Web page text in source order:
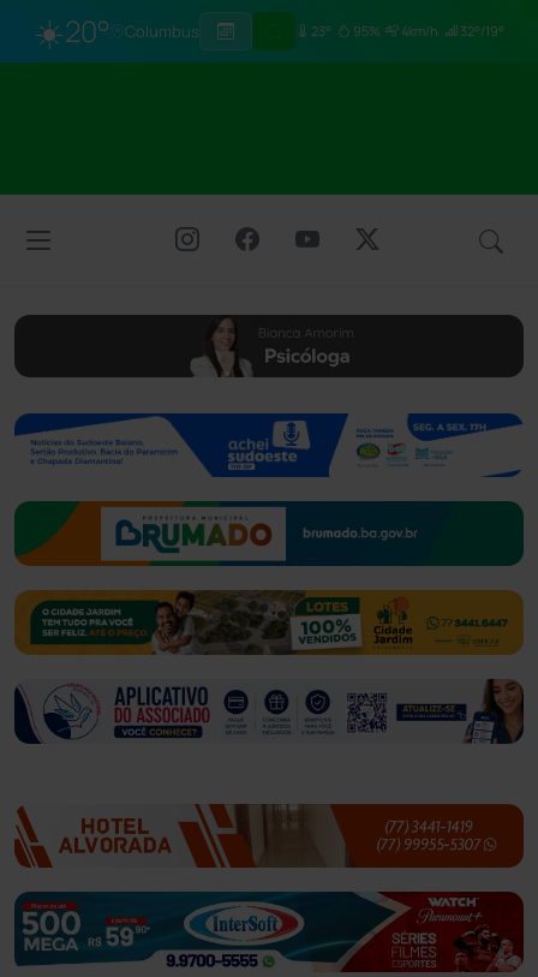
☀️20° Columbus 23° 95% 4km/h 32°/19°